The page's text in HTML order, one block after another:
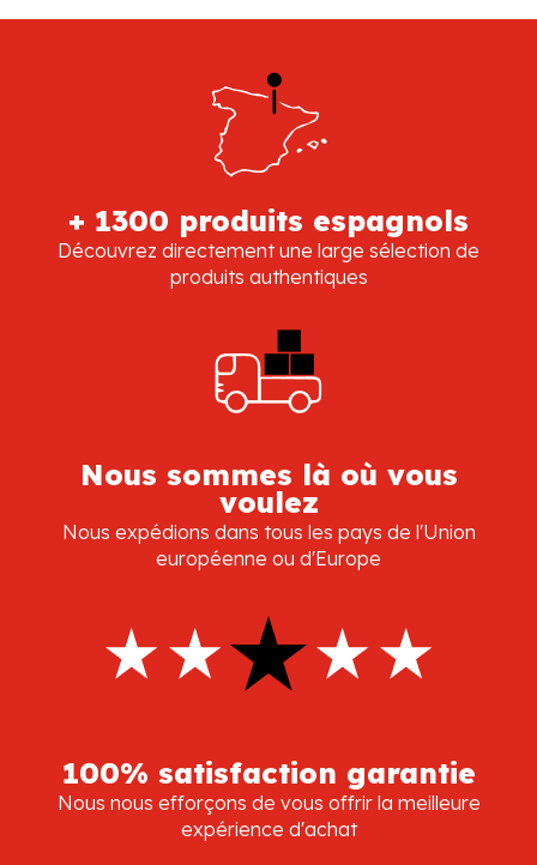
+ 1300 produits espagnols
Découvrez directement une large sélection de
produits authentiques
Nous sommes là où vous
voulez
Nous expédions dans tous les pays de l'Union
européenne ou d'Europe
100% satisfaction garantie
Nous nous efforçons de vous offrir la meilleure
expérience d'achat